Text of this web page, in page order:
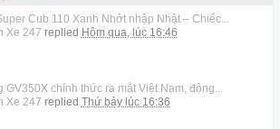
Cub 110 Xanh Nhớt nhập Nhật – Chiếc...
Xe 247 replied Hôm qua, lúc 16:46
GV350X chính thức ra mắt Việt Nam, động...
Xe 247 replied Thứ bảy lúc 16:36